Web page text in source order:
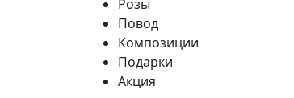
Розы
Повод
Композиции
Подарки
Акция